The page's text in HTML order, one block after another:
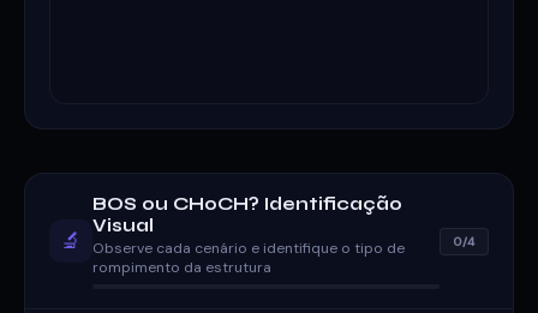
🔬
BOS ou CHoCH? Identificação
Visual
Observe cada cenário e identifique o tipo de
rompimento da estrutura
0/4